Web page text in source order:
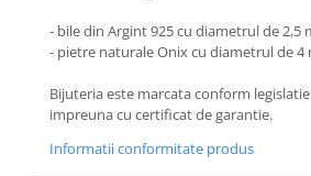
Coliere Diverse
BRĂȚĂRI
BRĂȚĂRI CU ȘNUR REGLABIL
Brățări din Aur cu șnur reglabil
Brățări din Argint cu șnur reglabil
- bile din Argint 925 cu diametrul de 2,5
- pietre naturale Onix cu diametrul de 4
Bijuteria este marcata conform
impreuna cu certificat de garantie.
Informatii conformitate produs